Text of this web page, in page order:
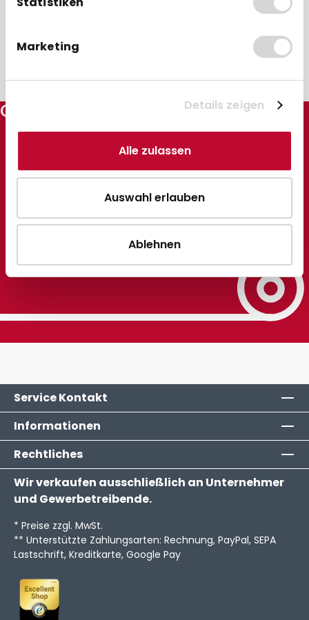
Marketing
Details zeigen
Alle zulassen
Auswahl erlauben
Ablehnen
GEBONGT24
Ihr individuelles Angebot ist
Ihr Individuelles Angebot
Service Kontakt
Informationen
Rechtliches
Wir verkaufen ausschließlich an Unternehmer
und Gewerbetreibende.
* Preise zzgl. MwSt.
** Unterstützte Zahlungsarten: Rechnung, PayPal, SEPA
Lastschrift, Kreditkarte, Google Pay